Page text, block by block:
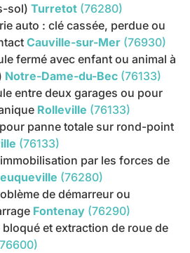
sol) Turretot (76280)
auto : clé cassée, perdue ou
Cauville-sur-Mer (76930)
fermé avec enfant ou animal à
Notre-Dame-du-Bec (76133)
entre deux garages ou pour
Rolleville (76133)
panne totale sur rond-point
(76133)
par les forces de
(76280)
de démarreur ou
Fontenay (76290)
et extraction de roue de